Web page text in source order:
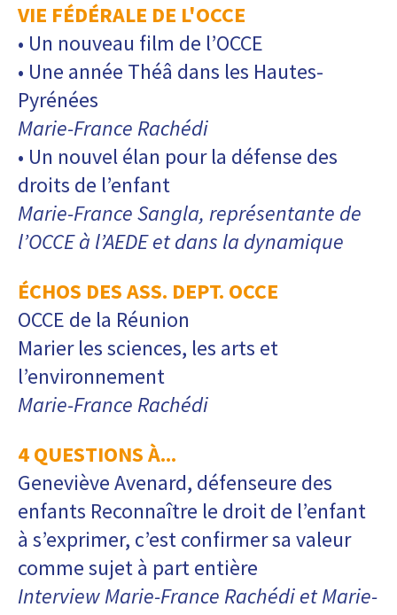
VIE FÉDÉRALE DE L'OCCE
• Un nouveau film de l’OCCE
• Une année Théâ dans les Hautes-
Pyrénées
Marie-France Rachédi
• Un nouvel élan pour la défense des
droits de l’enfant
Marie-France Sangla, représentante de
l’OCCE à l’AEDE et dans la dynamique
ÉCHOS DES ASS. DEPT. OCCE
OCCE de la Réunion
Marier les sciences, les arts et
l’environnement
Marie-France Rachédi
4 QUESTIONS À...
Geneviève Avenard, défenseure des
enfants Reconnaître le droit de l’enfant
à s’exprimer, c’est confirmer sa valeur
comme sujet à part entière
Interview Marie-France Rachédi et Marie-